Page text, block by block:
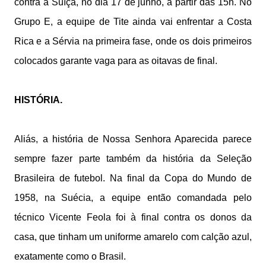
contra a Suíça, no dia 17 de junho, a partir das 15h. No
Grupo E, a equipe de Tite ainda vai enfrentar a Costa
Rica e a Sérvia na primeira fase, onde os dois primeiros
colocados garante vaga para as oitavas de final.
HISTÓRIA.
Aliás, a história de Nossa Senhora Aparecida parece
sempre fazer parte também da história da Seleção
Brasileira de futebol. Na final da Copa do Mundo de
1958, na Suécia, a equipe então comandada pelo
técnico Vicente Feola foi à final contra os donos da
casa, que tinham um uniforme amarelo com calção azul,
exatamente como o Brasil.